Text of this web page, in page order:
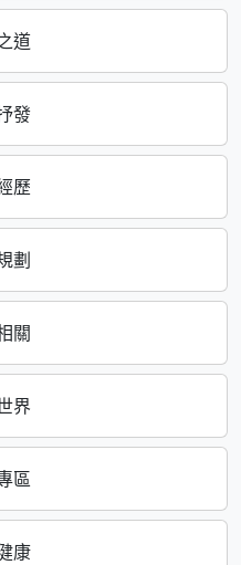
道
發
歷
劃
關
界
區
康